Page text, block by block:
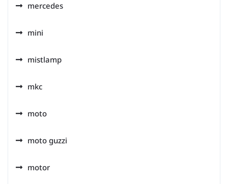
mercedes
mini
mistlamp
mkc
moto
moto guzzi
motor